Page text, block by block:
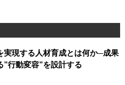
実現する人材育成とは何か─成果
”行動変容”を設計する